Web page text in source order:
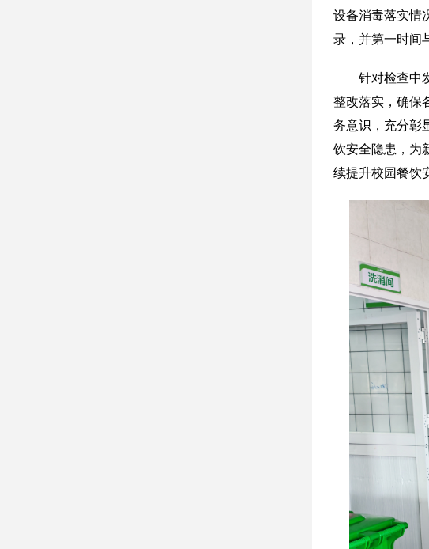
设备消毒落实情
录，并第一时间
针对检查中
整改落实，确保
务意识，充分彰
饮安全隐患，为
续提升校园餐饮